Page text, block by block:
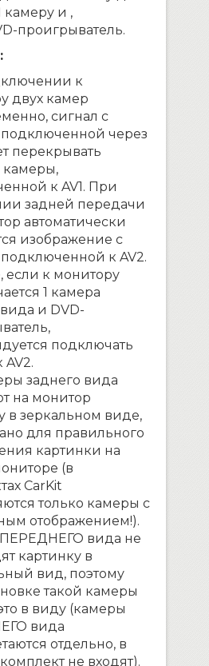
камеру и ,
проигрыватель.
к
двух камер
сигнал с
через
перекрывать
камеры,
к AV1. При
задней передачи
автоматически
изображение с
к AV2.
если к монитору
1 камера
и DVD-
подключать
AV2.
заднего вида
на монитор
в зеркальном виде,
для правильного
картинки на
(в
CarKit
только камеры с
отображением!).
вида не
картинку в
вид, поэтому
такой камеры
в виду (камеры
вида
отдельно, в
не входят).